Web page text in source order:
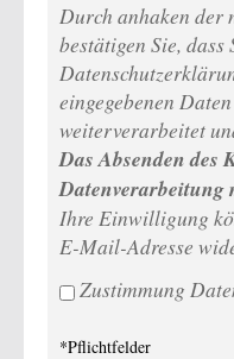
Durch anhaken der
bestätigen Sie,
eingegebenen
weiterverarbeitet
Das Absenden
Datenverarbeitung
Ihre Einwilligung
E-Mail-Adresse
Zustimmung
*Pflichtfelder